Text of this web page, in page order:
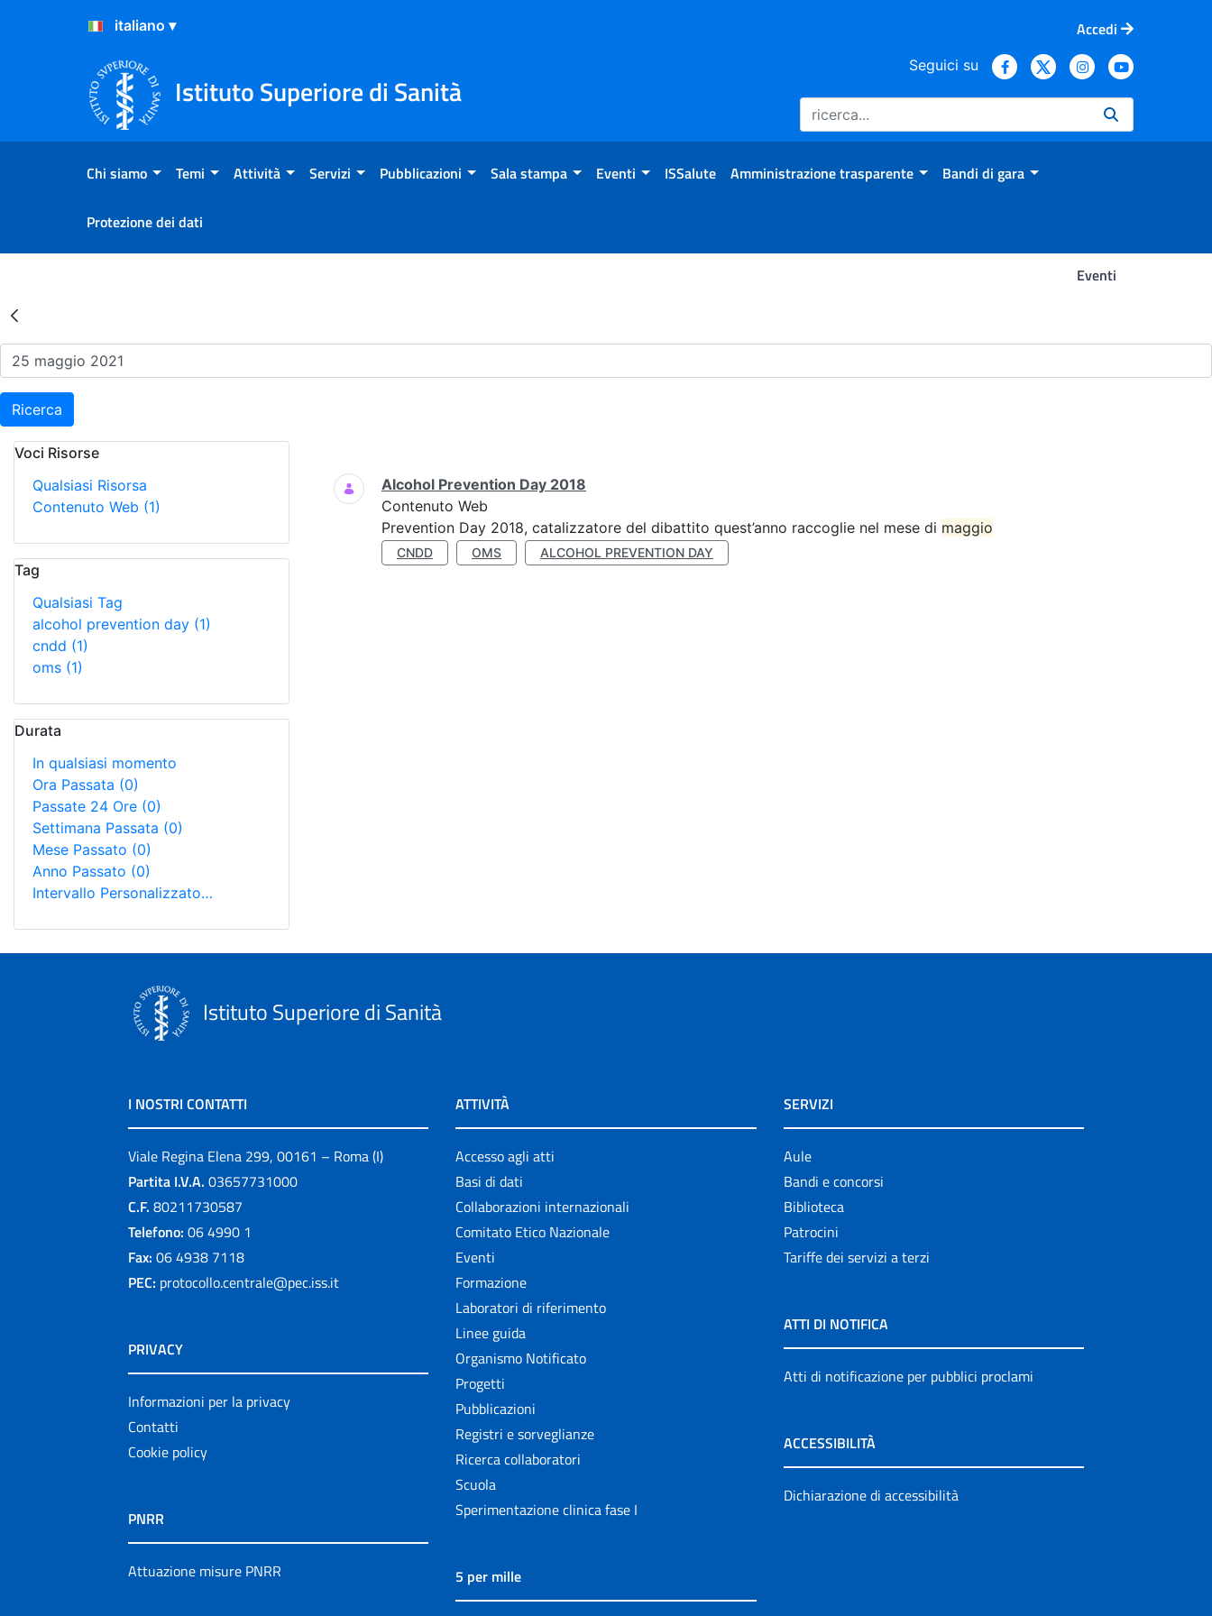
Salta al Contenuto
Salta al Footer
Accedi
Istituto Superiore di Sanità
Seguici su
Chi siamo Temi Attività Servizi Pubblicazioni Sala stampa Eventi ISSalute Amministrazione trasparente Bandi di gara
Protezione dei dati
Eventi
Risultati della Ricerca - Eventi
Ricerca
Voci Risorse
Qualsiasi Risorsa
Contenuto Web (1)
Tag
Qualsiasi Tag
alcohol prevention day (1)
cndd (1)
oms (1)
Durata
In qualsiasi momento
Ora Passata (0)
Passate 24 Ore (0)
Settimana Passata (0)
Mese Passato (0)
Anno Passato (0)
Intervallo Personalizzato…
Ricerca
Alcohol Prevention Day 2018
Contenuto Web
Prevention Day 2018, catalizzatore del dibattito quest’anno raccoglie nel mese di maggio
CNDD OMS ALCOHOL PREVENTION DAY
Istituto Superiore di Sanità
I NOSTRI CONTATTI
Viale Regina Elena 299, 00161 – Roma (I)
Partita I.V.A. 03657731000
C.F. 80211730587
Telefono: 06 4990 1
Fax: 06 4938 7118
PEC: protocollo.centrale@pec.iss.it
PRIVACY
Informazioni per la privacy
Contatti
Cookie policy
PNRR
Attuazione misure PNRR
ATTIVITÀ
Accesso agli atti
Basi di dati
Collaborazioni internazionali
Comitato Etico Nazionale
Eventi
Formazione
Laboratori di riferimento
Linee guida
Organismo Notificato
Progetti
Pubblicazioni
Registri e sorveglianze
Ricerca collaboratori
Scuola
Sperimentazione clinica fase I
5 per mille
SERVIZI
Aule
Bandi e concorsi
Biblioteca
Patrocini
Tariffe dei servizi a terzi
ATTI DI NOTIFICA
Atti di notificazione per pubblici proclami
ACCESSIBILITÀ
Dichiarazione di accessibilità